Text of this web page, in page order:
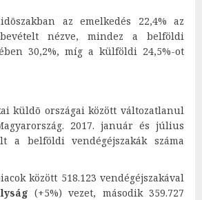
az emelkedés 22,4% az
nézve, mindez a belföldi
30,2%, míg a külföldi 24,5%-ot
küldõ országai között változatlanul
2017. január és július
a belföldi vendégéjszakák száma
között 518.123 vendégéjszakával
(+5%) vezet, második 359.727